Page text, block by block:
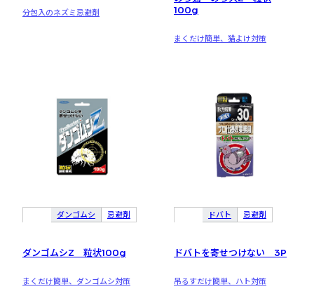
分包入のネズミ忌避剤
100g
まくだけ簡単、猫よけ対策
ダンゴムシ 忌避剤
ダンゴムシZ 粒状100g
まくだけ簡単、ダンゴムシ対策
ドバト 忌避剤
ドバトを寄せつけない 3P
吊るすだけ簡単、ハト対策